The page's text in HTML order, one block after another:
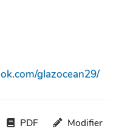
glazocean29/
PDF Modifier